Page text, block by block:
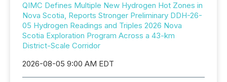
QIMC Defines Multiple New Hydrogen Hot Zones in
Nova Scotia, Reports Stronger Preliminary DDH-26-
05 Hydrogen Readings and Triples 2026 Nova
Scotia Exploration Program Across a 43-km
District-Scale Corridor
2026-08-05 9:00 AM EDT